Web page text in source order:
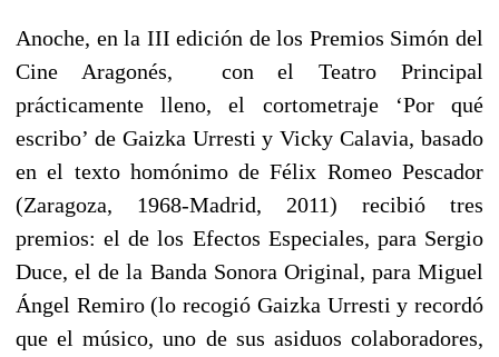
Anoche, en la III edición de los Premios Simón del
Cine Aragonés, con el Teatro Principal
prácticamente lleno, el cortometraje ‘Por qué
escribo’ de Gaizka Urresti y Vicky Calavia, basado
en el texto homónimo de Félix Romeo Pescador
(Zaragoza, 1968-Madrid, 2011) recibió tres
premios: el de los Efectos Especiales, para Sergio
Duce, el de la Banda Sonora Original, para Miguel
Ángel Remiro (lo recogió Gaizka Urresti y recordó
que el músico, uno de sus asiduos colaboradores,